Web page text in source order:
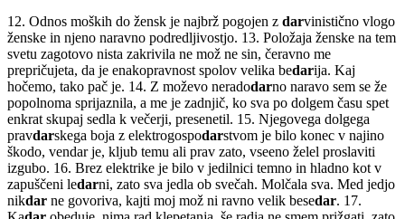
12. Odnos moških do žensk je najbrž pogojen z darvinistično vlogo
ženske in njeno naravno podredljivostjo. 13. Položaja ženske na tem
svetu zagotovo nista zakrivila ne mož ne sin, čeravno me
prepričujeta, da je enakopravnost spolov velika bedarija. Kaj
hočemo, tako pač je. 14. Z moževo neradodarno naravo sem se že
popolnoma sprijaznila, a me je zadnjič, ko sva po dolgem času spet
enkrat skupaj sedla k večerji, presenetil. 15. Njegovega dolgega
pravdarskega boja z elektrogospodarstvom je bilo konec v najino
škodo, vendar je, kljub temu ali prav zato, vseeno želel proslaviti
izgubo. 16. Brez elektrike je bilo v jedilnici temno in hladno kot v
zapuščeni ledarni, zato sva jedla ob svečah. Molčala sva. Med jedjo
nikdar ne govoriva, kajti moj mož ni ravno velik besedar. 17.